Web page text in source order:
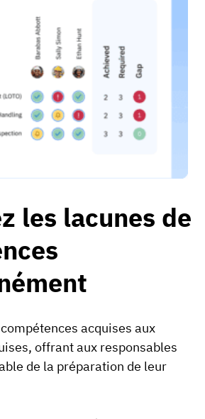
les lacunes de
acquises aux
offrant aux responsables
de la préparation de leur